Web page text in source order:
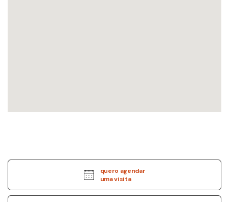
quero agendar
uma visita